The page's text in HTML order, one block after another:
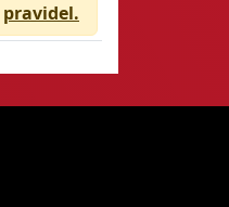
pravidel.